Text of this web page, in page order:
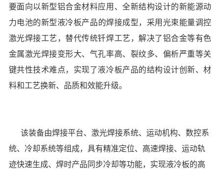
要面向以新型铝合金材料应用、全新结构设计的新能源动
力电池的新型液冷板产品的焊接成型，采用光束能量调控
激光焊接工艺，替代传统钎焊工艺，解决了铝合金等有色
金属激光焊接变形大、气孔率高、裂纹多、偏析严重等关
键共性技术难点，实现了液冷板产品的结构设计创新、材
料和工艺换新、品质和效能升级。
该装备由焊接平台、激光焊接系统、运动机构、数控系
统、冷却系统等组成，具有精准定位、高速焊接、运动轨
迹快速生成、焊时产品同步冷却等功能，实现液冷板的高